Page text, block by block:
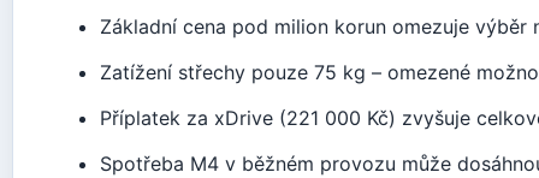
Základní cena pod milion korun omezuje výběr
Zatížení střechy pouze 75 kg – omezené
Příplatek za xDrive (221 000 Kč) zvyšuje
Spotřeba M4 v běžném provozu může